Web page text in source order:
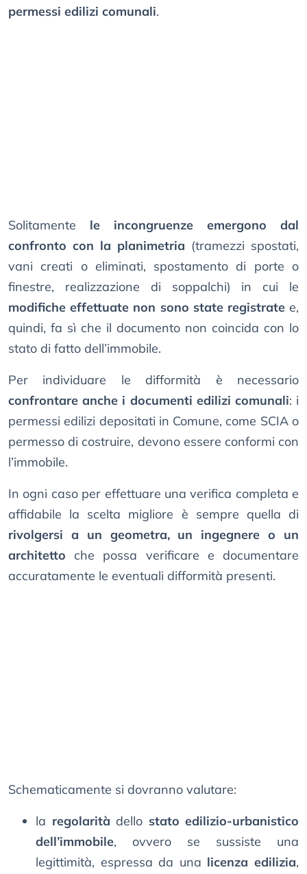
permessi edilizi comunali.
Solitamente le incongruenze emergono dal
confronto con la planimetria (tramezzi spostati,
vani creati o eliminati, spostamento di porte o
finestre, realizzazione di soppalchi) in cui le
modifiche effettuate non sono state registratee,
quindi, fa sì che il documento non coincida con lo
stato di fatto dell’immobile.
Per individuare le difformità è necessario
confrontare anche i documenti edilizi comunali: i
permessi edilizi depositati in Comune, come SCIA o
permesso di costruire, devono essere conformi con
l’immobile.
In ogni caso per effettuare una verifica completa e
affidabile la scelta migliore è sempre quella di
rivolgersi a un geometra, un ingegnere o un
architetto che possa verificare e documentare
accuratamente le eventuali difformità presenti.
Schematicamente si dovranno valutare:
la regolarità dello stato edilizio-urbanistico
dell’immobile, ovvero se sussiste una
legittimità, espressa da una licenza edilizia,